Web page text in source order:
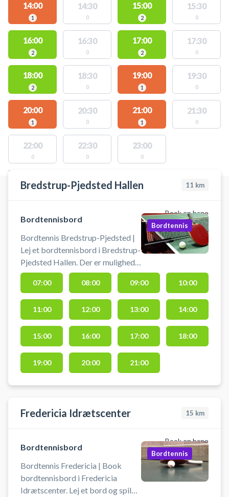
14:00
1
14:30
0
15:00
2
15:30
0
16:00
2
16:30
0
17:00
2
17:30
0
18:00
2
18:30
0
19:00
1
19:30
0
20:00
1
20:30
0
21:00
1
21:30
0
22:00
0
22:30
0
23:00
0
STEDER MED LEDIGE AKTIVITETER
Bredstrup-Pjedsted Hallen 11 km
Book en bane
Bordtennisbord
Bordtennis Bredstrup-Pjedsted |
Lej et bordtennisbord i Bredstrup-
Pjedsted Hallen. Der er mulighed
for at låne bat og bolde.
Bordtennis
07:00 08:00 09:00 10:00
11:00 12:00 13:00 14:00
15:00 16:00 17:00 18:00
19:00 20:00 21:00
Fredericia Idrætscenter 15 km
Book en bane
Bordtennisbord
Bordtennis Fredericia | Book
bordtennisbord i Fredericia
Idrætscenter. Lej et bord og spil
Bordtennis